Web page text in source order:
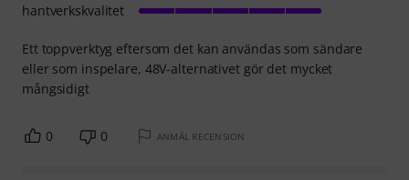
Ett toppverktyg eftersom det kan användas som sändare
eller som inspelare, 48V-alternativet gör det mycket
mångsidigt
hantverkskvalitet
0 0 ANMÄL RECENSION